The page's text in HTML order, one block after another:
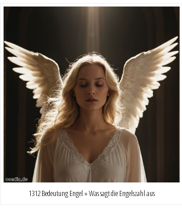
1312 Bedeutung Engel » Was sagt die Engelszahl aus